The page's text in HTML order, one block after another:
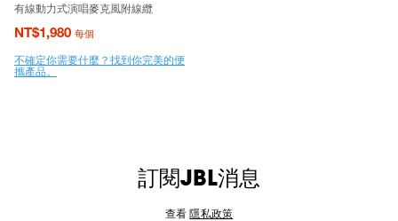
有線動力式演唱麥克風附線纜
NT$1,980 每個
不確定你需要什麼？找到你完美的便
攜產品。
訂閱JBL消息
查看隱私政策